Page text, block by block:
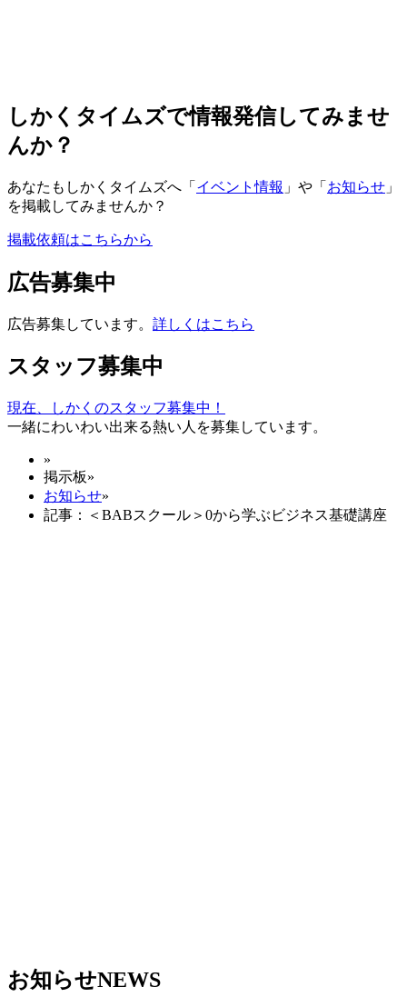
しかくタイムズで情報発信してみませ
んか？
あなたもしかくタイムズへ「 イベント情報 」や「 お知らせ 」
を掲載してみませんか？
掲載依頼はこちらから
広告募集中
広告募集しています。 詳しくはこちら
スタッフ募集中
現在、しかくのスタッフ募集中！
一緒にわいわい出来る熱い人を募集しています。
»
掲示板»
お知らせ»
記事：＜BABスクール＞0から学ぶビジネス基礎講座
お知らせNEWS